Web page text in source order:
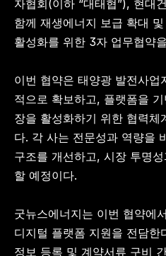
자협회(이하 “대태협”), 현대
함께 재생에너지 보급 확대
활성화를 위한 3자 업무협약
이번 협약은 태양광 발전사업
적으로 확보하고, 플랫폼을
장을 활성화하기 위한 협력체
다. 각 사는 전문성과 역량을
구조를 개선하고, 시장 투명
할 예정이다.
굿뉴스에너지는 이번 협약에
디지털 플랫폼 지원을 전담
정보 등록 및 계약서류 구비